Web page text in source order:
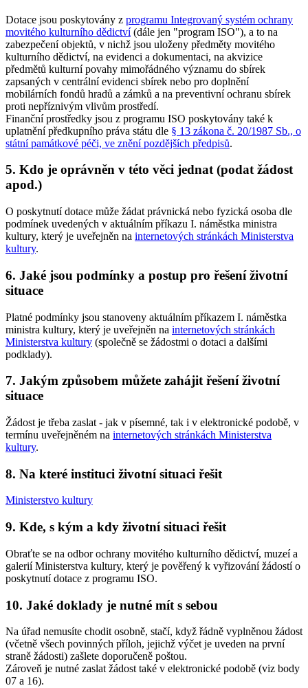
Dotace jsou poskytovány z programu Integrovaný systém ochrany
movitého kulturního dědictví(dále jen "program ISO"), a to na
zabezpečení objektů, v nichž jsou uloženy předměty movitého
kulturního dědictví, na evidenci a dokumentaci, na akvizice
předmětů kulturní povahy mimořádného významu do sbírek
zapsaných v centrální evidenci sbírek nebo pro doplnění
mobilárních fondů hradů a zámků a na preventivní ochranu sbírek
proti nepříznivým vlivům prostředí.
Finanční prostředky jsou z programu ISO poskytovány také k
uplatnění předkupního práva státu dle § 13 zákona č. 20/1987 Sb., o
státní památkové péči, ve znění pozdějších předpisů.
5. Kdo je oprávněn v této věci jednat (podat žádost
apod.)
O poskytnutí dotace může žádat právnická nebo fyzická osoba dle
podmínek uvedených v aktuálním příkazu I. náměstka ministra
kultury, který je uveřejněn na internetových stránkách Ministerstva
kultury.
6. Jaké jsou podmínky a postup pro řešení životní
situace
Platné podmínky jsou stanoveny aktuálním příkazem I. náměstka
ministra kultury, který je uveřejněn na internetových stránkách
Ministerstva kultury (společně se žádostmi o dotaci a dalšími
podklady).
7. Jakým způsobem můžete zahájit řešení životní
situace
Žádost je třeba zaslat - jak v písemné, tak i v elektronické podobě, v
termínu uveřejněném na internetových stránkách Ministerstva
kultury.
8. Na které instituci životní situaci řešit
Ministerstvo kultury
9. Kde, s kým a kdy životní situaci řešit
Obraťte se na odbor ochrany movitého kulturního dědictví, muzeí a
galerií Ministerstva kultury, který je pověřený k vyřizování žádostí o
poskytnutí dotace z programu ISO.
10. Jaké doklady je nutné mít s sebou
Na úřad nemusíte chodit osobně, stačí, když řádně vyplněnou žádost
(včetně všech povinných příloh, jejichž výčet je uveden na první
straně žádosti) zašlete doporučeně poštou.
Zároveň je nutné zaslat žádost také v elektronické podobě (viz body
07 a 16).